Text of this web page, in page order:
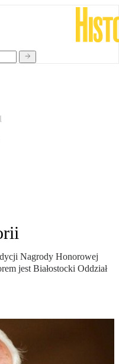
Nagrody Honorowej
jest Białostocki Oddział